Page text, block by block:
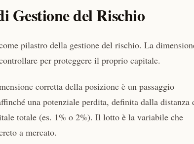
del Rischio
pilastro della gestione del rischio. La
per proteggere il proprio capitale.
corretta della posizione è un passaggio
una potenziale perdita, definita dalla distanza
totale (es. 1% o 2%). Il lotto è la variabile che
a mercato.